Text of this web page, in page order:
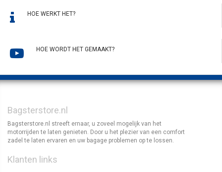
HOE WERKT HET?
HOE WORDT HET GEMAAKT?
Bagsterstore.nl
Bagsterstore.nl streeft ernaar, u zoveel mogelijk van het
motorrijden te laten genieten. Door u het plezier van een comfort
zadel te laten ervaren en uw bagage problemen op te lossen.
Klanten links